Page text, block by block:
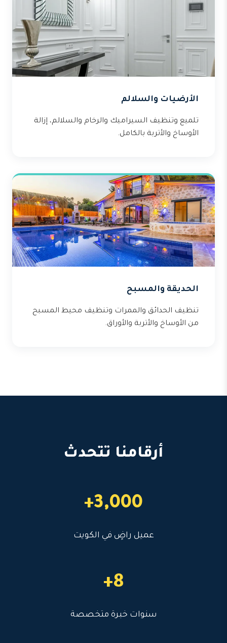
الأرضيات والسلالم
تلميع وتنظيف السيراميك والرخام والسلالم، إزالة
الأوساخ والأتربة بالكامل.
الحديقة والمسبح
تنظيف الحدائق والممرات وتنظيف محيط المسبح
من الأوساخ والأتربة والأوراق.
أرقامنا تتحدث
3,000+
عميل راضٍ في الكويت
8+
سنوات خبرة متخصصة